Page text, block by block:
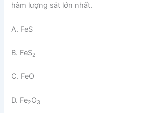
hàm lượng sắt lớn nhất.
A. FeS
B. FeS2
C. FeO
D. Fe2O3